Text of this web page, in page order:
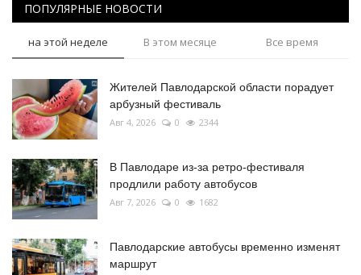
ПОПУЛЯРНЫЕ НОВОСТИ
на этой неделе В этом месяце Все время
Жителей Павлодарской области порадует
арбузный фестиваль
Авг 4, 2026 0 2344
В Павлодаре из-за ретро-фестиваля
продлили работу автобусов
Авг 7, 2026 0 1682
Павлодарские автобусы временно изменят
маршрут